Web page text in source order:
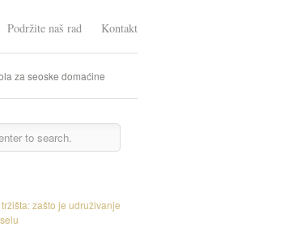
Podržite naš rad Kontakt
za seoske domaćine
zašto je udruživanje